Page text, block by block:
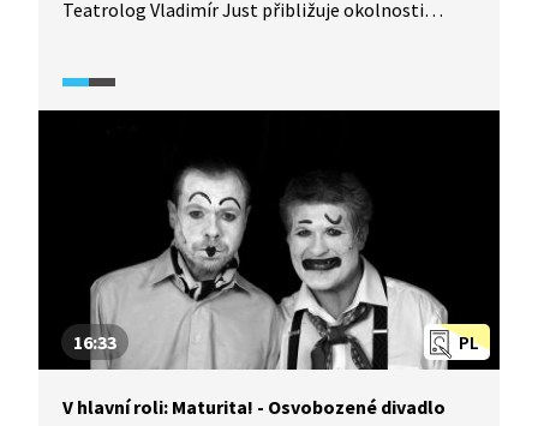
Teatrolog Vladimír Just přibližuje okolnosti
PL
16:33
V hlavní roli: Maturita! - Osvobozené divadlo